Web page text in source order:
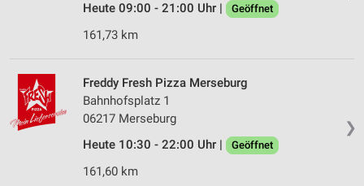
Heute 09:00 - 21:00 Uhr |
Geöffnet
161,73 km
❯
Freddy Fresh Pizza Merseburg
Bahnhofsplatz 1
06217 Merseburg
Heute 10:30 - 22:00 Uhr |
Geöffnet
161,60 km